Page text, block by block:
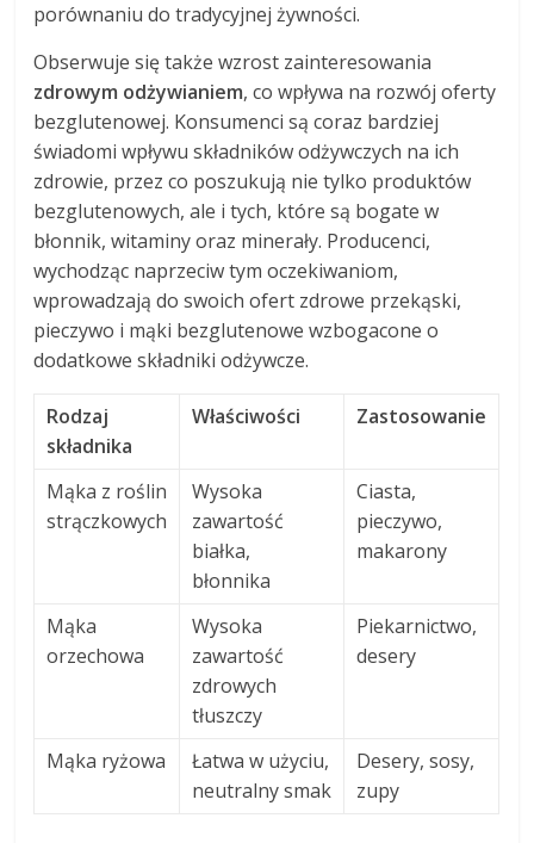
porównaniu do tradycyjnej żywności.
Obserwuje się także wzrost zainteresowania
zdrowym odżywianiem, co wpływa na rozwój oferty
bezglutenowej. Konsumenci są coraz bardziej
świadomi wpływu składników odżywczych na ich
zdrowie, przez co poszukują nie tylko produktów
bezglutenowych, ale i tych, które są bogate w
błonnik, witaminy oraz minerały. Producenci,
wychodząc naprzeciw tym oczekiwaniom,
wprowadzają do swoich ofert zdrowe przekąski,
pieczywo i mąki bezglutenowe wzbogacone o
dodatkowe składniki odżywcze.
Rodzaj
składnika
Właściwości Zastosowanie
Mąka z roślin
strączkowych
Wysoka
zawartość
białka,
błonnika
Ciasta,
pieczywo,
makarony
Mąka
orzechowa
Wysoka
zawartość
zdrowych
tłuszczy
Piekarnictwo,
desery
Mąka ryżowa
Łatwa w użyciu,
neutralny smak
Desery, sosy,
zupy